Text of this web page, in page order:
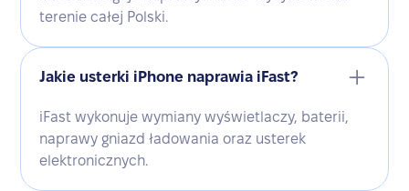
terenie całej Polski.
Jakie usterki iPhone naprawia iFast?
iFast wykonuje wymiany wyświetlaczy, baterii,
naprawy gniazd ładowania oraz usterek
elektronicznych.